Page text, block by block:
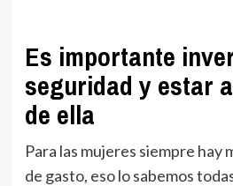
Es importante
seguridad y estar
de ella
Para las mujeres siempre hay
de gasto, eso lo sabemos